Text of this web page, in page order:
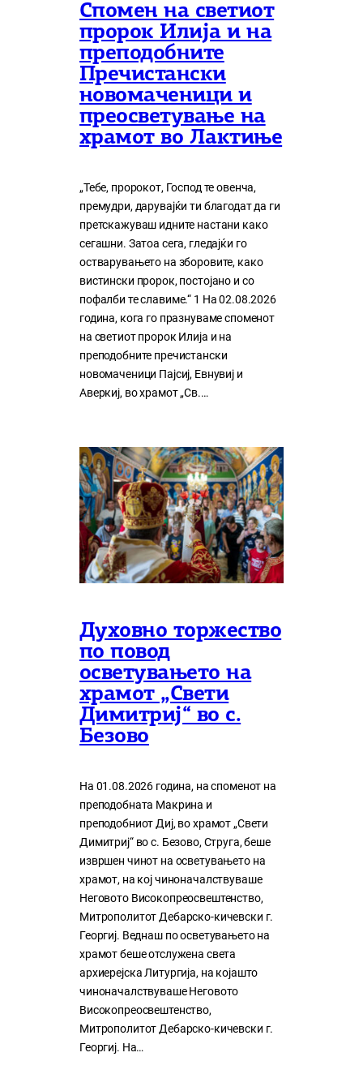
Спомен на светиот
пророк Илија и на
преподобните
Пречистански
новомаченици и
преосветување на
храмот во Лактиње
„Тебе, пророкот, Господ те овенча,
премудри, дарувајќи ти благодат да ги
претскажуваш идните настани како
сегашни. Затоа сега, гледајќи го
остварувањето на зборовите, како
вистински пророк, постојано и со
пофалби те славиме.“ 1 На 02.08.2026
година, кога го празнуваме споменот
на светиот пророк Илија и на
преподобните пречистански
новомаченици Пајсиј, Евнувиј и
Аверкиј, во храмот „Св.…
Духовно торжество
по повод
осветувањето на
храмот „Свети
Димитриј“ во с.
Безово
На 01.08.2026 година, на споменот на
преподобната Макрина и
преподобниот Диј, во храмот „Свети
Димитриј“ во с. Безово, Струга, беше
извршен чинот на осветувањето на
храмот, на кој чиноначалствуваше
Неговото Високопреосвештенство,
Митрополитот Дебарско-кичевски г.
Георгиј. Веднаш по осветувањето на
храмот беше отслужена света
архиерејска Литургија, на којашто
чиноначалствуваше Неговото
Високопреосвештенство,
Митрополитот Дебарско-кичевски г.
Георгиј. На…